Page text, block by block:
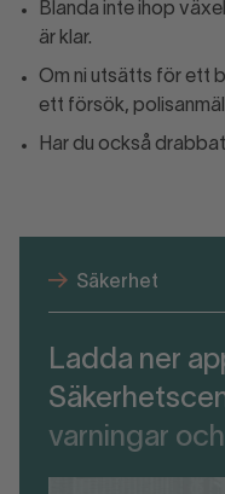
Blanda inte ihop
är klar.
Om ni utsätts för ett
ett försök,
Har du också
Säkerhet
Ladda ner
varningar